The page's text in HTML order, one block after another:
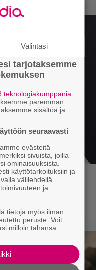
–
Valintasi
tarjotaksemme
teknologiakumppania
paremman
sisältöä ja
seuraavasti
evästeitä
sivuista, joilla
ominaisuuksista.
käyttötarkoituksiin ja
välilehdellä.
ja
tietoja myös ilman
peruste. Voit
milloin tahansa